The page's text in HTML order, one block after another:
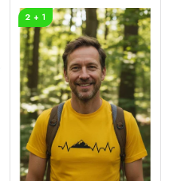
2 + 1